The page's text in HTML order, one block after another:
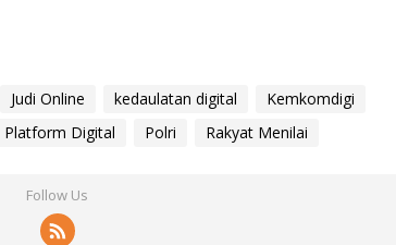
Judi Online kedaulatan digital
Kemkomdigi
Platform Digital Polri Rakyat Menilai
Follow Us